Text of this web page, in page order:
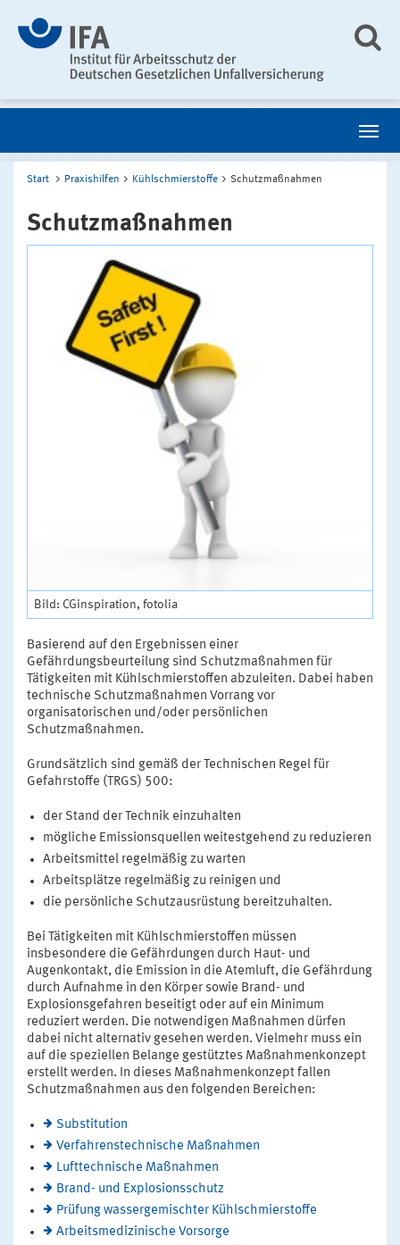
Start Praxishilfen Kühlschmierstoffe Schutzmaßnahmen
Schutzmaßnahmen
Bild: CGinspiration, fotolia
Basierend auf den Ergebnissen einer
Gefährdungsbeurteilung sind Schutzmaßnahmen für
Tätigkeiten mit Kühlschmierstoffen abzuleiten. Dabei haben
technische Schutzmaßnahmen Vorrang vor
organisatorischen und/oder persönlichen
Schutzmaßnahmen.
Grundsätzlich sind gemäß der Technischen Regel für
Gefahrstoffe (TRGS) 500:
der Stand der Technik einzuhalten
mögliche Emissionsquellen weitestgehend zu reduzieren
Arbeitsmittel regelmäßig zu warten
Arbeitsplätze regelmäßig zu reinigen und
die persönliche Schutzausrüstung bereitzuhalten.
Bei Tätigkeiten mit Kühlschmierstoffen müssen
insbesondere die Gefährdungen durch Haut- und
Augenkontakt, die Emission in die Atemluft, die Gefährdung
durch Aufnahme in den Körper sowie Brand- und
Explosionsgefahren beseitigt oder auf ein Minimum
reduziert werden. Die notwendigen Maßnahmen dürfen
dabei nicht alternativ gesehen werden. Vielmehr muss ein
auf die speziellen Belange gestütztes Maßnahmenkonzept
erstellt werden. In dieses Maßnahmenkonzept fallen
Schutzmaßnahmen aus den folgenden Bereichen:
Substitution
Verfahrenstechnische Maßnahmen
Lufttechnische Maßnahmen
Brand- und Explosionsschutz
Prüfung wassergemischter Kühlschmierstoffe
Arbeitsmedizinische Vorsorge